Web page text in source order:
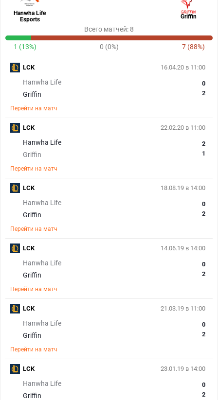
Hanwha Life
Esports
Griffin
Всего матчей: 8
1 (13%) 0 (0%) 7 (88%)
16.04.20 в 11:00
Hanwha Life
Griffin
0
2
Перейти на матч
LCK
22.02.20 в 11:00
Hanwha Life
Griffin
2
1
Перейти на матч
LCK
18.08.19 в 14:00
Hanwha Life
Griffin
0
2
Перейти на матч
LCK
14.06.19 в 14:00
Hanwha Life
Griffin
0
2
Перейти на матч
LCK
21.03.19 в 11:00
Hanwha Life
Griffin
0
2
Перейти на матч
LCK
23.01.19 в 14:00
Hanwha Life
Griffin
0
2
LCK